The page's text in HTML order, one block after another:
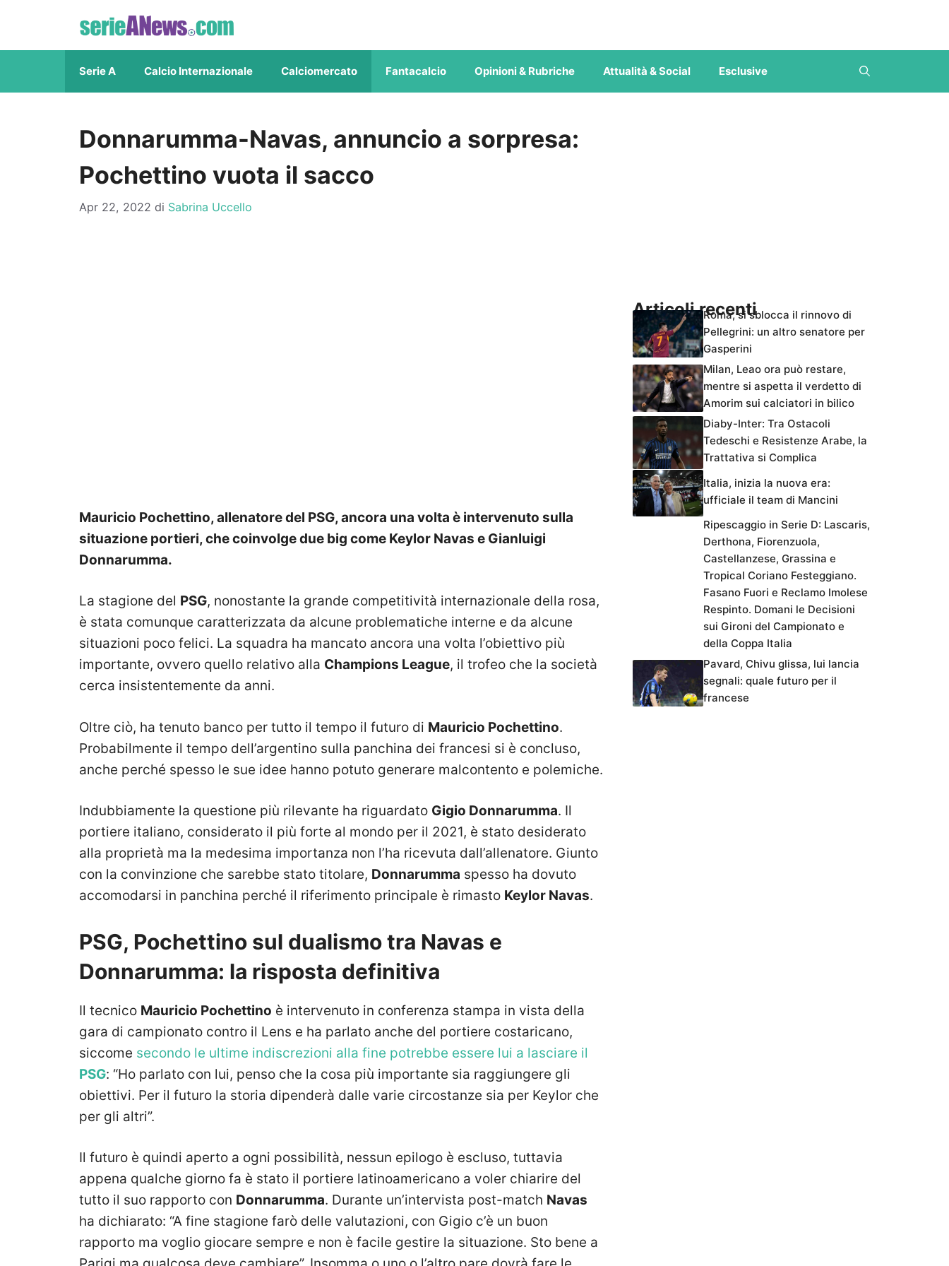
contenuto
Serie A Calcio Internazionale Calciomercato Fantacalcio Opinioni & Rubriche Attualità & Social Esclusive
Donnarumma-Navas, annuncio a sorpresa:
Pochettino vuota il sacco
Apr 22, 2022 di Sabrina Uccello
Mauricio Pochettino, allenatore del PSG, ancora una volta è intervenuto sulla
situazione portieri, che coinvolge due big come Keylor Navas e Gianluigi
Donnarumma.
La stagione del PSG, nonostante la grande competitività internazionale della rosa,
è stata comunque caratterizzata da alcune problematiche interne e da alcune
situazioni poco felici. La squadra ha mancato ancora una volta l’obiettivo più
importante, ovvero quello relativo alla Champions League, il trofeo che la società
cerca insistentemente da anni.
Oltre ciò, ha tenuto banco per tutto il tempo il futuro di Mauricio Pochettino.
Probabilmente il tempo dell’argentino sulla panchina dei francesi si è concluso,
anche perché spesso le sue idee hanno potuto generare malcontento e polemiche.
Indubbiamente la questione più rilevante ha riguardato Gigio Donnarumma. Il
portiere italiano, considerato il più forte al mondo per il 2021, è stato desiderato
alla proprietà ma la medesima importanza non l’ha ricevuta dall’allenatore. Giunto
con la convinzione che sarebbe stato titolare, Donnarumma spesso ha dovuto
accomodarsi in panchina perché il riferimento principale è rimasto Keylor Navas.
PSG, Pochettino sul dualismo tra Navas e
Donnarumma: la risposta definitiva
Il tecnico Mauricio Pochettino è intervenuto in conferenza stampa in vista della
gara di campionato contro il Lens e ha parlato anche del portiere costaricano,
siccome secondo le ultime indiscrezioni alla fine potrebbe essere lui a lasciare il
PSG: “Ho parlato con lui, penso che la cosa più importante sia raggiungere gli
obiettivi. Per il futuro la storia dipenderà dalle varie circostanze sia per Keylor che
per gli altri”.
Il futuro è quindi aperto a ogni possibilità, nessun epilogo è escluso, tuttavia
appena qualche giorno fa è stato il portiere latinoamericano a voler chiarire del
tutto il suo rapporto con Donnarumma. Durante un’intervista post-match Navas
ha dichiarato: “A fine stagione farò delle valutazioni, con Gigio c’è un buon
rapporto ma voglio giocare sempre e non è facile gestire la situazione. Sto bene a
Articoli recentiRoma, si sblocca il rinnovo di
Pellegrini: un altro senatore per
Gasperini
Milan, Leao ora può restare,
mentre si aspetta il verdetto di
Amorim sui calciatori in bilico
Diaby-Inter: Tra Ostacoli
Tedeschi e Resistenze Arabe, la
Trattativa si Complica
Italia, inizia la nuova era:
ufficiale il team di Mancini
Ripescaggio in Serie D: Lascaris,
Derthona, Fiorenzuola,
Castellanzese, Grassina e
Tropical Coriano Festeggiano.
Fasano Fuori e Reclamo Imolese
Respinto. Domani le Decisioni
sui Gironi del Campionato e
della Coppa Italia
Pavard, Chivu glissa, lui lancia
segnali: quale futuro per il
francese